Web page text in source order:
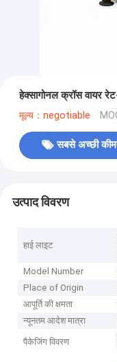
हेक्सागोनल क्रॉस वायर
मूल्य：negotiable
सबसे अच्छी
उत्पाद विवरण
हाई लाइट
Model Number
Place of Origin
आपूर्ति की क्षमता
न्यूनतम आदेश मात्रा
पैकेजिंग विवरण